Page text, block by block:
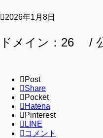
2026年1月8日
ドメイン：26 /
Post
Share
Pocket
Hatena
Pinterest
LINE
コメント